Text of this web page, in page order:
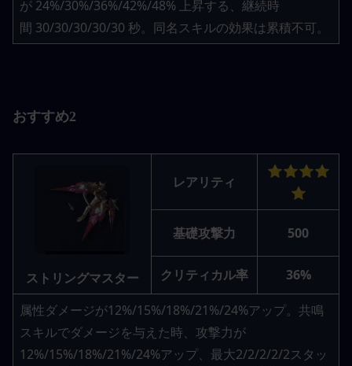
が 24%/30%/36%/42%/48% 上昇する、継続時
間 30/30/30/30/30 秒。同名スキルの効果は累積不可。
おすすめ2
ストリングマスター
レアリティ
⭐⭐⭐⭐
⭐
基礎攻撃力 500
クリティカル率 36%
属性ダメージが12%/15%/18%/21%/24%アップ。共鳴
スキルでダメージを与えた時、攻撃力が
12%/15%/18%/21%/24%アップ、最大2/2/2/2/2スタッ